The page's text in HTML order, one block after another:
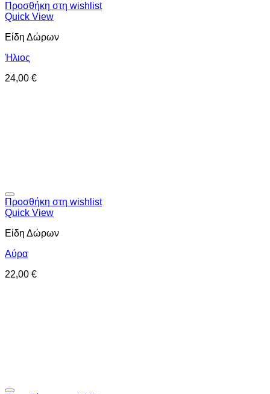
Προσθήκη στη wishlist
Quick View
Είδη Δώρων
Ήλιος
24,00 €
Προσθήκη στη wishlist
Quick View
Είδη Δώρων
Αύρα
22,00 €